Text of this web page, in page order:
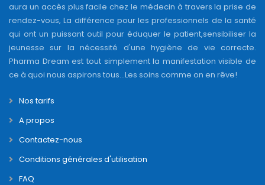
aura un accès plus facile chez le médecin à travers la prise de
rendez-vous, La différence pour les professionnels de la santé
qui ont un puissant outil pour éduquer le patient,sensibiliser la
jeunesse sur la nécessité d'une hygiène de vie correcte.
Pharma Dream est tout simplement la manifestation visible de
ce à quoi nous aspirons tous...Les soins comme on en rêve!
Nos tarifs
A propos
Contactez-nous
Conditions générales d'utilisation
FAQ